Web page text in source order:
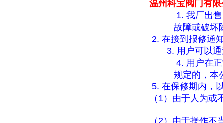
温州科宝阀门有限
1. 我厂出
故障或破坏
2. 在接到报修通
3. 用户可以
4. 用户在
规定的，本
5. 在保修期内，
（ 1）由于人为或
（2）由于操作不